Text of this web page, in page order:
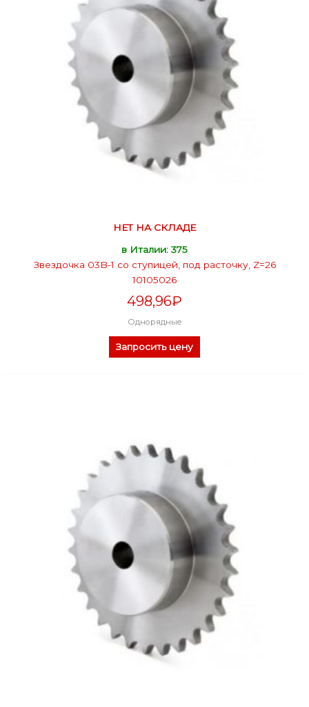
НЕТ НА СКЛАДЕ
в Италии: 375
Звездочка 03B-1 со ступицей, под расточку, Z=26
10105026
498,96₽
Однорядные
Запросить цену